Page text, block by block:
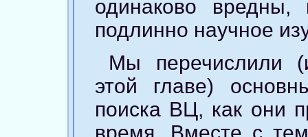
одинаково вредны,
подлинно научное
Мы перечислили
этой главе)
поиска ВЦ, как они